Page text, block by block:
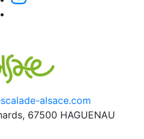
alsace.com
67500 HAGUENAU